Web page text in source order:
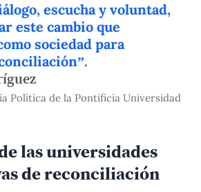
escucha y voluntad,
este cambio que
sociedad para
Política de la Pontificia Universidad
las universidades
de reconciliación